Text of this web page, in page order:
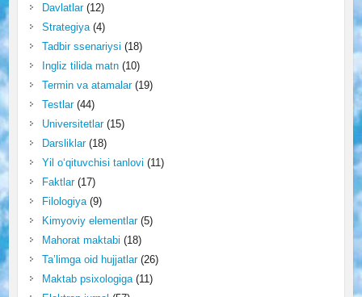
Davlatlar(12)
Strategiya(4)
Tadbir ssenariysi (18)
Ingliz tilida matn(10)
Termin va atamalar(19)
Testlar(44)
Universitetlar(15)
Darsliklar(18)
Yil o‘qituvchisi tanlovi (11)
Faktlar(17)
Filologiya(9)
Kimyoviy elementlar(5)
Mahorat maktabi (18)
Ta’limga oid hujjatlar(26)
Maktab psixologiga(11)